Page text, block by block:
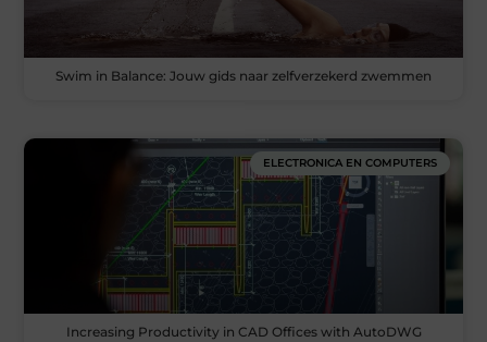
Swim in Balance: Jouw gids naar zelfverzekerd zwemmen
ELECTRONICA EN COMPUTERS
Increasing Productivity in CAD Offices with AutoDWG